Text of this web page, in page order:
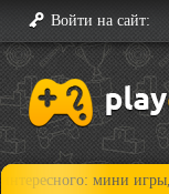
Войти на сайт:
мини игры, обзоры,